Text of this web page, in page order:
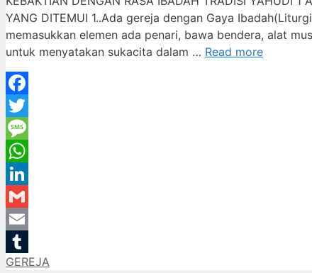
YANG DITEMUI 1..Ada gereja dengan Gaya
memasukkan elemen ada penari, bawa bendera, alat
untuk menyatakan sukacita dalam … Read more
Facebook
Twitter
Message
WhatsApp
LinkedIn
Gmail
Email
Tumblr
Categories
GEREJA